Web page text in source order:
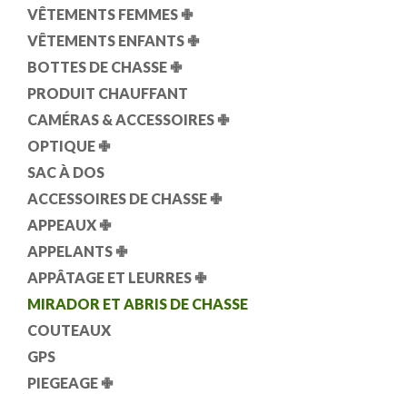
VÊTEMENTS FEMMES ✙
VÊTEMENTS ENFANTS ✙
BOTTES DE CHASSE ✙
PRODUIT CHAUFFANT
CAMÉRAS & ACCESSOIRES ✙
OPTIQUE ✙
SAC À DOS
ACCESSOIRES DE CHASSE ✙
APPEAUX ✙
APPELANTS ✙
APPÂTAGE ET LEURRES ✙
MIRADOR ET ABRIS DE CHASSE
COUTEAUX
GPS
PIEGEAGE ✙